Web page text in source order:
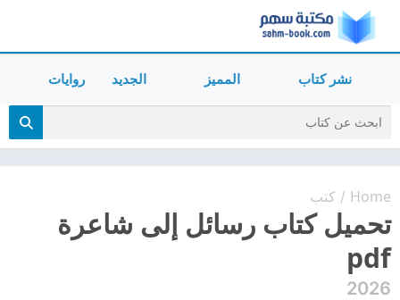
نشر كتاب المميز الجديد روايات
Home
/ كتب
تحميل كتاب رسائل إلى شاعرة
pdf
2026